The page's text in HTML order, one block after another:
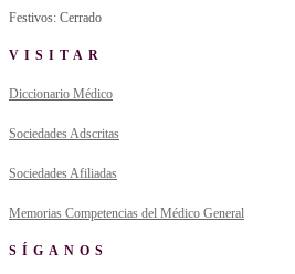
Festivos: Cerrado
VISITAR
Diccionario Médico
Sociedades Adscritas
Sociedades Afiliadas
Memorias Competencias del Médico General
SÍGANOS